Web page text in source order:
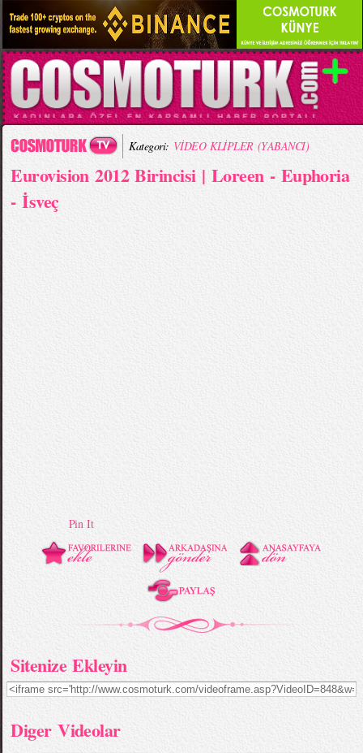
Kategori: VİDEO KLİPLER (YABANCI)
Eurovision 2012 Birincisi | Loreen - Euphoria
- İsveç
Pin It
Sitenize Ekleyin
Diger Videolar